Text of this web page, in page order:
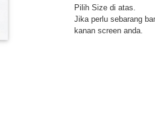
Pilih Size di atas.
Jika perlu sebarang
kanan screen anda.